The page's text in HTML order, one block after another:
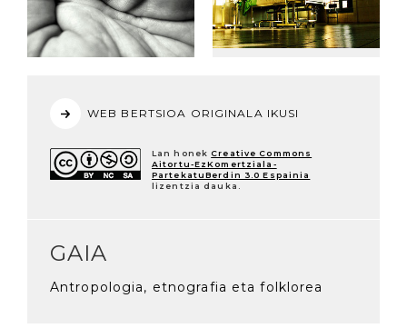
WEB BERTSIOA ORIGINALA IKUSI
Lan honek Creative Commons
Aitortu-EzKomertziala-
PartekatuBerdin 3.0 Espainia
lizentzia dauka.
GAIA
Antropologia, etnografia eta folklorea